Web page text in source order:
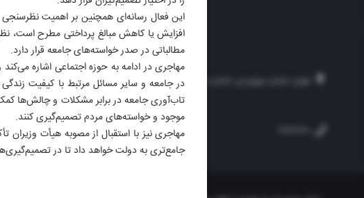
این فعال رسانه‌ای همچنین بر اهمیت نظرسنجی
افزایش یا کاهش مبالغ پرداختی مطرح است،
مطالباتی در صدر خواسته‌های جامعه قرار دارد.
مهاجری در ادامه به حوزه اجتماعی اشاره
در جامعه و سایر مسائل مرتبط با کیفیت
تاب‌آوری جامعه در برابر مشکلات و چالش‌ها
موجود و خواسته‌های مردم تصمیم‌گیری کنند.
مهاجری نیز با استقبال از مصوبه هیأت
جامع‌تری به دولت خواهد داد تا در
تهران، خیابان سهروردی، خیابان خرمشهر، نرسیده به مصلی، موسسه فرهنگی-مطبوعاتی ایران
۳۰۰۰۴۵۱۲۱۳ ۸۸۷۶۱۲۵۴